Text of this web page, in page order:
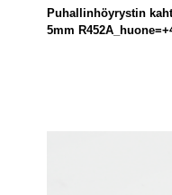
Puhallinhöyrystin
5mm